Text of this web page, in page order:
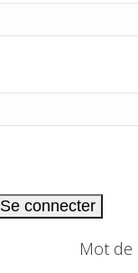
Se connecter
Mot de